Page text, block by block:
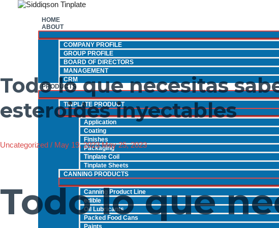
HOME
ABOUT
COMPANY PROFILE
GROUP PROFILE
BOARD OF DIRECTORS
MANAGEMENT
CRM
PRODUCTS
TINPLATE PRODUCT
Application
Coating
Finishes
Packaging
Tinplate Coil
Tinplate Sheets
CANNING PRODUCTS
Canning Product Line
edible
Oil Lubricants
Packed Food Cans
Paints
Todo lo que necesitas
esteroides inyectables
Uncategorized / May 19, 2023May 25, 2023
Todo lo que